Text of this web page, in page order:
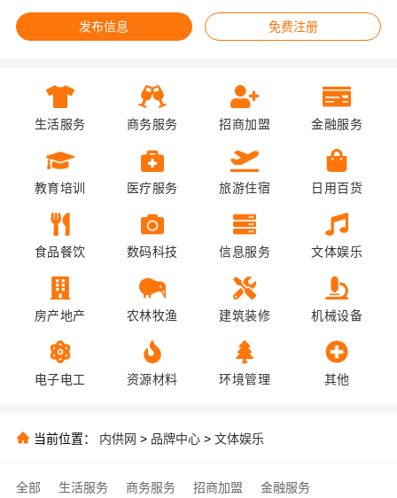
发布信息 免费注册
生活服务 商务服务 招商加盟 金融服务
教育培训 医疗服务 旅游住宿 日用百货
食品餐饮 数码科技 信息服务 文体娱乐
房产地产 农林牧渔 建筑装修 机械设备
电子电工 资源材料 环境管理 其他
当前位置： 内供网 > 品牌中心 > 文体娱乐
全部 生活服务 商务服务 招商加盟
金融服务